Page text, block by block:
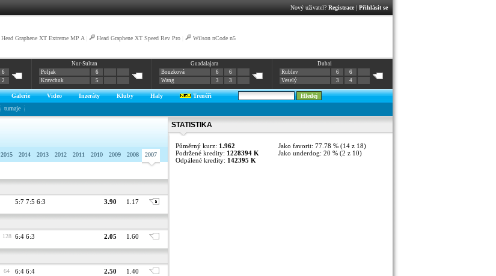
Nový uživatel? Registrace| Přihlásit se
Head Graphene XT Extreme MP A Head Graphene XT Speed Rev Pro Wilson nCode n5
6
2
Nur-Sultan
Poljak
6
Kravchuk
5
Guadalajara
Bouzková
6
6
Wang
3 3
Dubai
Rublev
6
6
Veselý
3 4
Galerie Video Inzeráty Kluby Haly
Trenéři
turnaje
2015 2014 2013 2012 2011 2010 2009 2008 2007
5:7 7:5 6:3 3.90 1.17
128 6:4 6:3 2.05 1.60
64 6:4 6:4 2.50 1.40
STATISTIKA
Půměrný kurz: 1.962
Podržené kredity: 1228394 K
Odpálené kredity: 142395 K
Jako favorit: 77.78 % (14 z 18)
Jako underdog: 20 % (2 z 10)